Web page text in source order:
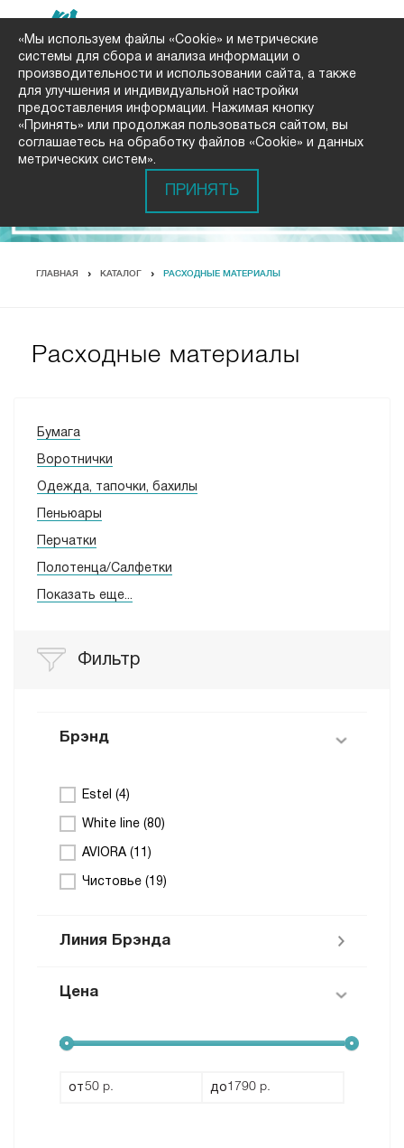
ГЛАВНАЯ КАТАЛОГ РАСХОДНЫЕ МАТЕРИАЛЫ
Расходные материалы
Бумага
Воротнички
Одежда, тапочки, бахилы
Пеньюары
Перчатки
Полотенца/Салфетки
Показать еще...
Фильтр
Брэнд
Estel (4)
White line (80)
AVIORA ( 11 )
Чистовье ( 19)
Линия Брэнда
Расходные материалы White Line (
Цена
от до
«Мы используем файлы «Cookie» и метрические
системы для сбора и анализа информации о
производительности и использовании сайта, а также
для улучшения и индивидуальной настройки
предоставления информации. Нажимая кнопку
«Принять» или продолжая пользоваться сайтом, вы
соглашаетесь на обработку файлов «Cookie» и данных
метрических систем».
ПРИНЯТЬ